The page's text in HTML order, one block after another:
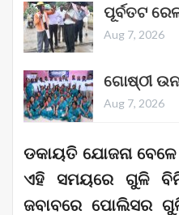
ପୂର୍ବତଟ
Aug 7, 2026
ଗୋଷ୍ଠୀ
Aug 7, 2026
ଡକାୟତି ଯୋଜନା
ଏହି ସମୟରେ ଗୁଳି
ଜବାବରେ ପୋଲିସର